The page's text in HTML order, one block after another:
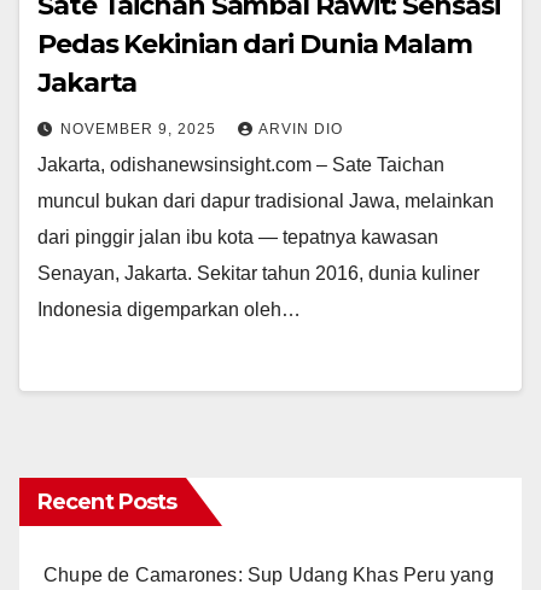
Pedas Kekinian dari Dunia Malam
Jakarta
NOVEMBER 9, 2025 ARVIN DIO
Jakarta, odishanewsinsight.com – Sate Taichan
muncul bukan dari dapur tradisional Jawa, melainkan
dari pinggir jalan ibu kota — tepatnya kawasan
Senayan, Jakarta. Sekitar tahun 2016, dunia kuliner
Indonesia digemparkan oleh…
Recent Posts
Chupe de Camarones: Sup Udang Khas Peru yang